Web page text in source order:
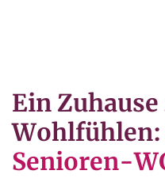
Ein
Wohlfühlen:
Senioren-